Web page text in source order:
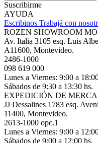
Suscribirme
AYUDA
Escribinos Trabajá con
ROZEN SHOWROOM
Av. Italia 3105 esq. Luis
A11600, Montevideo.
2486-1000
098 619 000
Lunes a Viernes: 9:00 a
Sábados de 9:30 a 13:30 hs.
EXPEDICIÓN DE
JJ Dessalines 1783 esq.
11400, Montevideo.
2613-1000 opc.1
Lunes a Viernes: 9:00 a
Sábados de 9:00 a 12:00 hs.